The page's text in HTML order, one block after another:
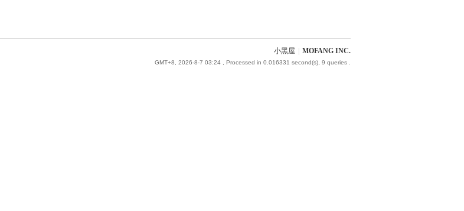
小黑屋 MOFANG INC.
GMT+8, 2026-8-7 03:24 , Processed in 0.016331 second(s), 9 queries .